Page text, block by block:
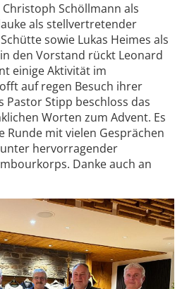
Schöllmann als
als stellvertretender
sowie Lukas Heimes als
den Vorstand rückt Leonard
einige Aktivität im
auf regen Besuch ihrer
Pastor Stipp beschloss das
Worten zum Advent. Es
Runde mit vielen Gesprächen
hervorragender
Danke auch an